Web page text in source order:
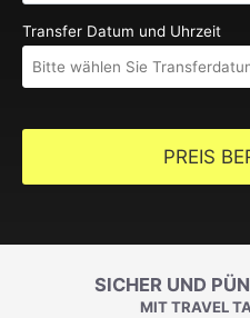
Transfer Datum und Uhrzeit
PREIS
SICHER UND
MIT TRAVEL